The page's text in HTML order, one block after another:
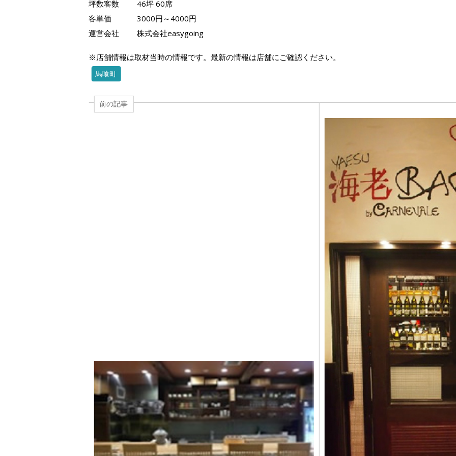
坪数客数
46坪 60席
客単価
3000円～4000円
運営会社
株式会社easygoing
※店舗情報は取材当時の情報です。最新の情報は店舗にご確認ください。
馬喰町
前の記事